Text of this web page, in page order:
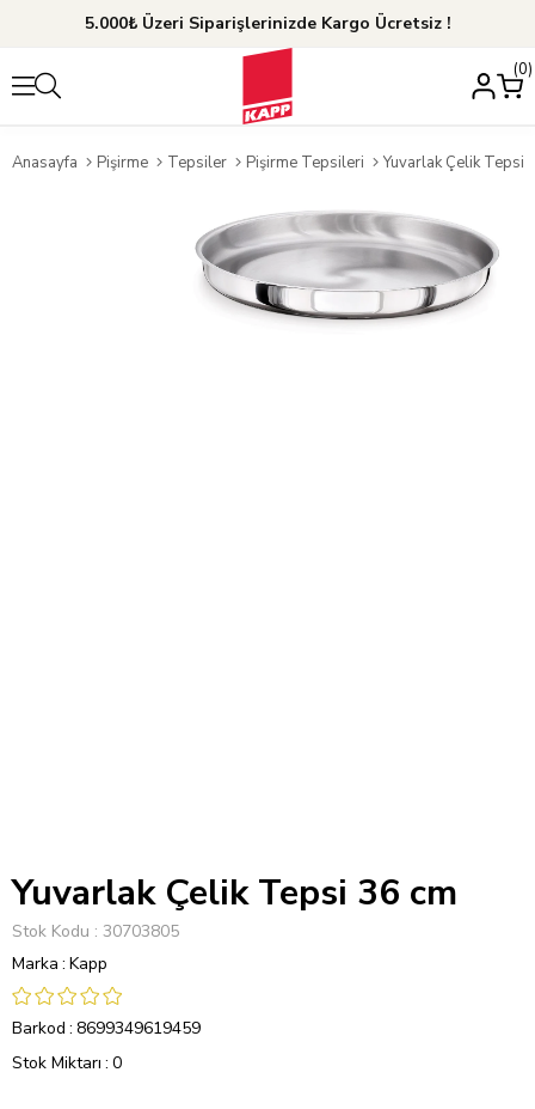
5.000₺ Üzeri Siparişlerinizde Kargo Ücretsiz !
0
Anasayfa Pişirme Tepsiler Pişirme Tepsileri Yuvarlak Çelik Tepsi
Yuvarlak Çelik Tepsi 36 cm
Stok Kodu
30703805
Marka : Kapp
Barkod : 8699349619459
Stok Miktarı : 0